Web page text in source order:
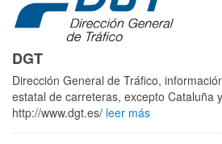
DGT
Dirección General de Tráfico,
estatal de carreteras, excepto Cataluña
http://www.dgt.es/ leer más